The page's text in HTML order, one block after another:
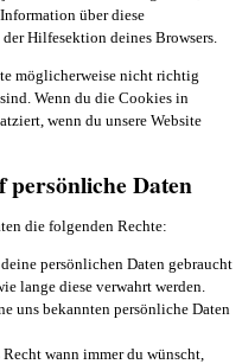
über diese
Hilfesektion deines Browsers.
möglicherweise nicht richtig
Wenn du die Cookies in
wenn du unsere Website
persönliche Daten
die folgenden Rechte:
persönlichen Daten gebraucht
lange diese verwahrt werden.
uns bekannten persönliche Daten
wann immer du wünscht,